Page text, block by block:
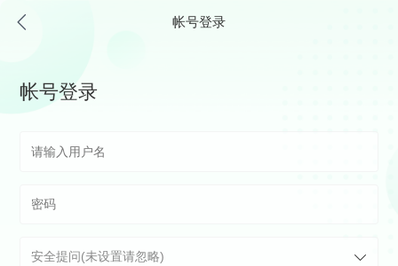
帐号登录
帐号登录